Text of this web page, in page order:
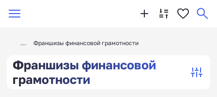
Франшизы финансовой грамотности
Франшизы финансовой
грамотности